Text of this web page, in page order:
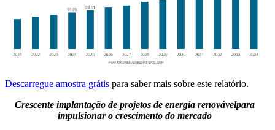
Descarregue amostra grátis para saber mais sobre este relatório.
Crescente implantação de projetos de energia renovávelpara
impulsionar o crescimento do mercado